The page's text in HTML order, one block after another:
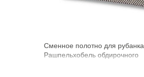
Сменное полотно для
Рашпельхобель обдирочного